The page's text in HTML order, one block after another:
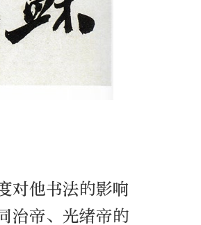
对他书法的影响
治帝、光绪帝的